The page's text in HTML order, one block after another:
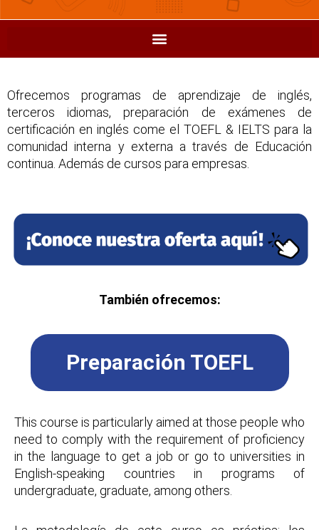
Ofrecemos programas de aprendizaje de inglés,
terceros idiomas, preparación de exámenes de
certificación en inglés come el TOEFL & IELTS para la
comunidad interna y externa a través de Educación
continua. Además de cursos para empresas.
También ofrecemos:
Preparación TOEFL
This course is particularly aimed at those people who
need to comply with the requirement of proficiency
in the language to get a job or go to universities in
English-speaking countries in programs of
undergraduate, graduate, among others.